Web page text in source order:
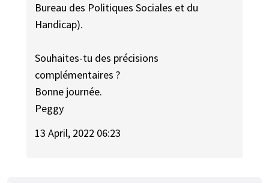
Bureau des Politiques Sociales et du
Handicap).
Souhaites-tu des précisions
complémentaires ?
Bonne journée.
Peggy
13 April, 2022 06:23